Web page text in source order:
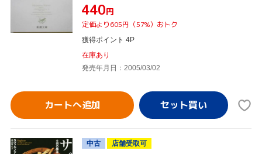
¥440円
定価より605円（57%）おトク
獲得ポイント 4P
在庫あり
発売年月日：2005/03/02
カートへ追加
中古
店舗受取可